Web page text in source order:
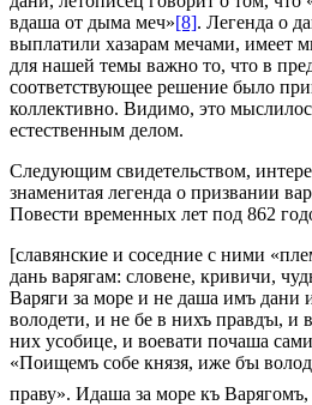
вдаша от дыма меч»[8]. Легенда о
выплатили хазарам мечами, имеет
для нашей темы важно то, что в
соответствующее решение было
коллективно. Видимо, это
естественным делом.
Следующим свидетельством,
знаменитая легенда о призвании
Повести временных лет под 862
[славянские и соседние с ними
дань варягам: словене, кривичи,
Варяги за море и не даша имъ дани
володети, и не бе в нихъ правдъı, и
них усобице, и воевати почаша
«Поищемъ собе князя, иже бъı
праву». Идаша за море къ Варягомъ,